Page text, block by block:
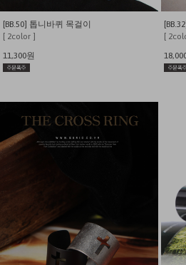
[BB.50] 톱니바퀴 목걸이
[ 2color ]
11,300원
[